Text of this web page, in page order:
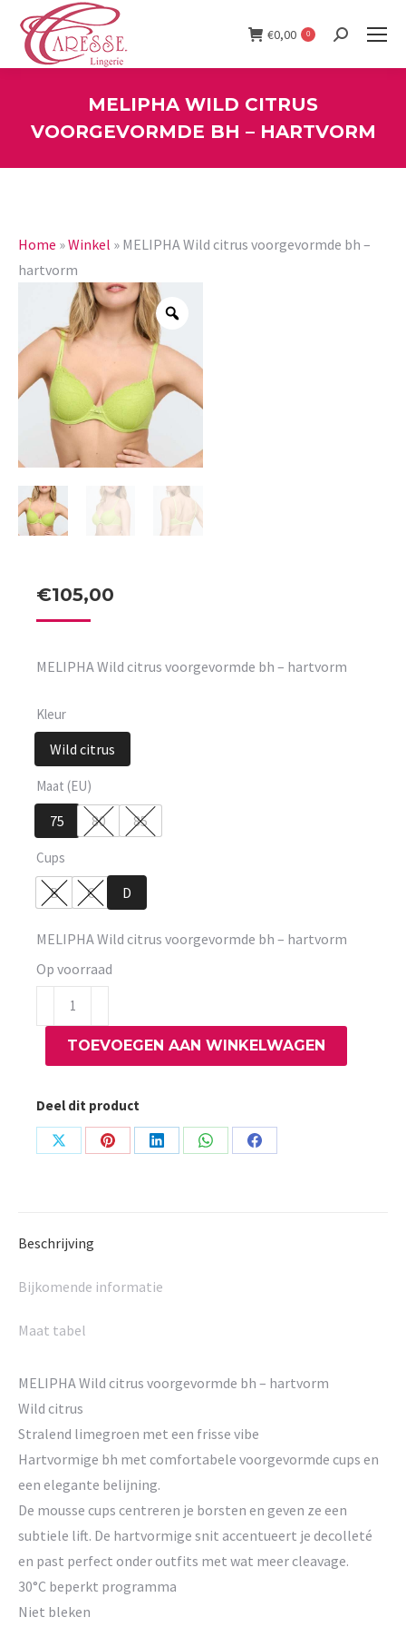
€0,00 0 Search:
MELIPHA WILD CITRUS
VOORGEVORMDE BH – HARTVORM
Home »Winkel » MELIPHA Wild citrus voorgevormde bh –
hartvorm
€105,00
MELIPHA Wild citrus voorgevormde bh – hartvorm
Kleur
Wild citrus
Maat (EU)
75 80 85
Cups
B C D
MELIPHA Wild citrus voorgevormde bh – hartvorm
Op voorraad
MELIPHA
Wild
citrus
bh
-
hartvorm
TOEVOEGEN AAN WINKELWAGEN
Deel dit product
Share
Share
Share
Share
Share
Beschrijving
Bijkomende informatie
Maat tabel
MELIPHA Wild citrus voorgevormde bh – hartvorm
Wild citrus
Stralend limegroen met een frisse vibe
Hartvormige bh met comfortabele voorgevormde cups en
een elegante belijning.
De mousse cups centreren je borsten en geven ze een
subtiele lift. De hartvormige snit accentueert je decolleté
en past perfect onder outfits met wat meer cleavage.
30°C beperkt programma
Niet bleken